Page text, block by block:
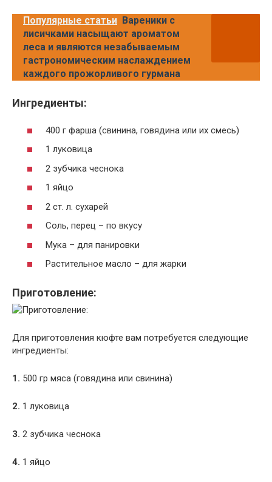
Популярные статьи Вареники с
лисичками насыщают ароматом
леса и являются незабываемым
гастрономическим наслаждением
каждого прожорливого гурмана
Ингредиенты:
400 г фарша (свинина, говядина или их смесь)
1 луковица
2 зубчика чеснока
1 яйцо
2 ст. л. сухарей
Соль, перец – по вкусу
Мука – для панировки
Растительное масло – для жарки
Приготовление:
Для приготовления кюфте вам потребуется следующие
ингредиенты:
1. 500 гр мяса (говядина или свинина)
2. 1 луковица
3. 2 зубчика чеснока
4. 1 яйцо